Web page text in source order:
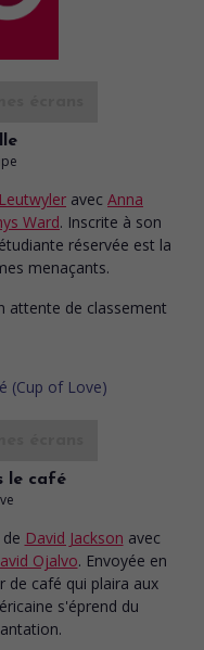
avec Anna
Ward. Inscrite à son
réservée est la
menaçants.
le café
de David Jackson avec
Ojalvo. Envoyée en
de café qui plaira aux
s'éprend du